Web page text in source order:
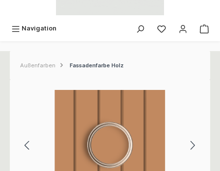
Navigation
Außenfarben Fassadenfarbe Holz